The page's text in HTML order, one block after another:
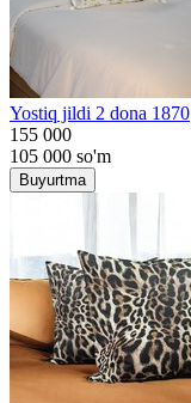
Yostiq jildi 2 dona 1870
155 000
105 000 so'm
Buyurtma